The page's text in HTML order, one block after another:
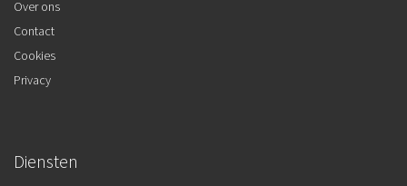
Over ons
Contact
Cookies
Privacy
Diensten